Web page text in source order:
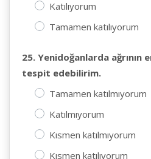
Katılıyorum
Tamamen katılıyorum
25. Yenidoğanlarda
tespit edebilirim.
Tamamen katılmıyorum
Katılmıyorum
Kısmen katılmıyorum
Kısmen katılıyorum